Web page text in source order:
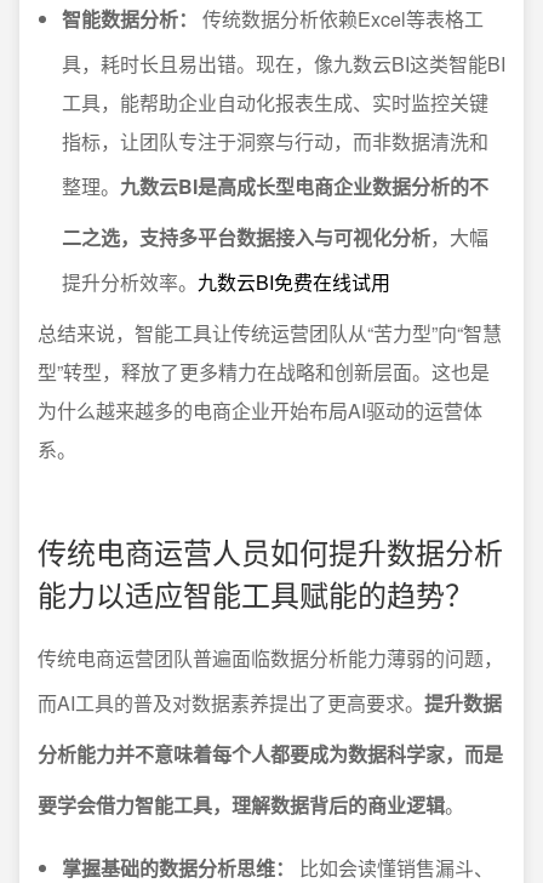
智能数据分析：
传统数据分析依赖Excel等表格工
具，耗时长且易出错。现在，像九数云BI这类智能BI
工具，能帮助企业自动化报表生成、实时监控关键
指标，让团队专注于洞察与行动，而非数据清洗和
整理。 九数云BI是高成长型电商企业数据分析的不
二之选，支持多平台数据接入与可视化分析，大幅
提升分析效率。 九数云BI免费在线试用
总结来说，智能工具让传统运营团队从“苦力型”向“智慧
型”转型，释放了更多精力在战略和创新层面。这也是
为什么越来越多的电商企业开始布局AI驱动的运营体
系。
传统电商运营人员如何提升数据分析
能力以适应智能工具赋能的趋势？
传统电商运营团队普遍面临数据分析能力薄弱的问题，
而AI工具的普及对数据素养提出了更高要求。 提升数据
分析能力并不意味着每个人都要成为数据科学家，而是
要学会借力智能工具，理解数据背后的商业逻辑。
掌握基础的数据分析思维：
比如会读懂销售漏斗、